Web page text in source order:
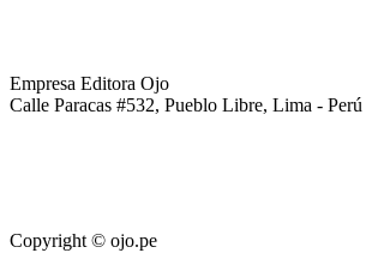
Empresa Editora Ojo
Calle Paracas #532, Pueblo Libre, Lima - Perú
Copyright © ojo.pe